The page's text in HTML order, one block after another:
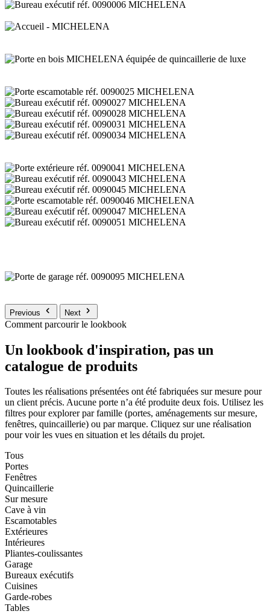
Previous Next
Comment parcourir le lookbook
Un lookbook d'inspiration, pas un
catalogue de produits
Toutes les réalisations présentées ont été fabriquées sur mesure pour
un client précis. Aucune porte n’a été produite deux fois. Utilisez les
filtres pour explorer par famille (portes, aménagements sur mesure,
fenêtres, quincaillerie) ou par marque. Cliquez sur une réalisation
pour voir les vues en situation et les détails du projet.
Tous
Portes
Fenêtres
Quincaillerie
Sur mesure
Cave à vin
Escamotables
Extérieures
Intérieures
Pliantes-coulissantes
Garage
Bureaux exécutifs
Cuisines
Garde-robes
Tables